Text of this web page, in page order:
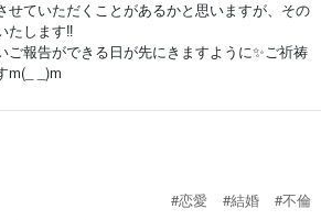
せていただくことがあるかと思いますが、その
たします‼️
ご報告ができる日が先にきますように✨ご祈祷
m(_ _)m
#恋愛
#結婚
#不倫